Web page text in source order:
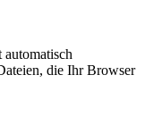
automatisch
die Ihr Browser